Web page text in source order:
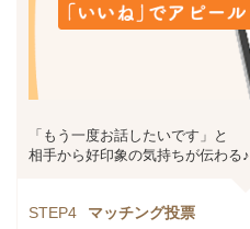
「もう一度お話したいです」と
相手から好印象の気持ちが伝わる♪
STEP4 マッチング投票